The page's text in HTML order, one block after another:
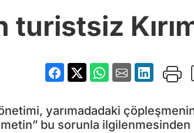
turistsiz
yarımadadaki
bu sorunla ilgilenmesinden